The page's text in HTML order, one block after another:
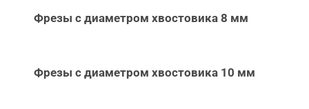
Фрезы с диаметром хвостовика 8 мм
Фрезы с диаметром хвостовика 10 мм